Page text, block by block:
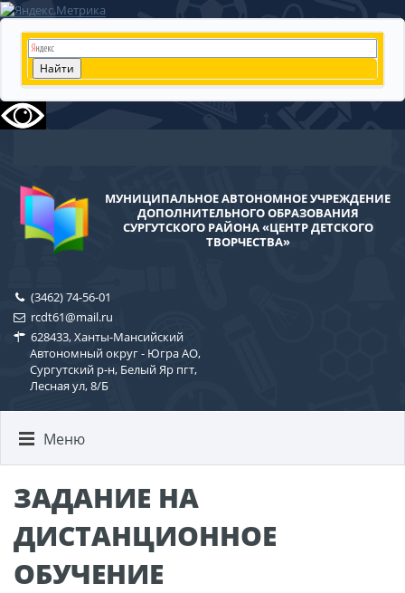
МУНИЦИПАЛЬНОЕ АВТОНОМНОЕ УЧРЕЖДЕНИЕ
ДОПОЛНИТЕЛЬНОГО ОБРАЗОВАНИЯ
СУРГУТСКОГО РАЙОНА «ЦЕНТР ДЕТСКОГО
ТВОРЧЕСТВА»
(3462) 74-56-01
rcdt61@mail.ru
628433, Ханты-Мансийский
Автономный округ - Югра АО,
Сургутский р-н, Белый Яр пгт,
Лесная ул, 8/Б
Меню
​ЗАДАНИЕ НА
ДИСТАНЦИОННОЕ
ОБУЧЕНИЕ